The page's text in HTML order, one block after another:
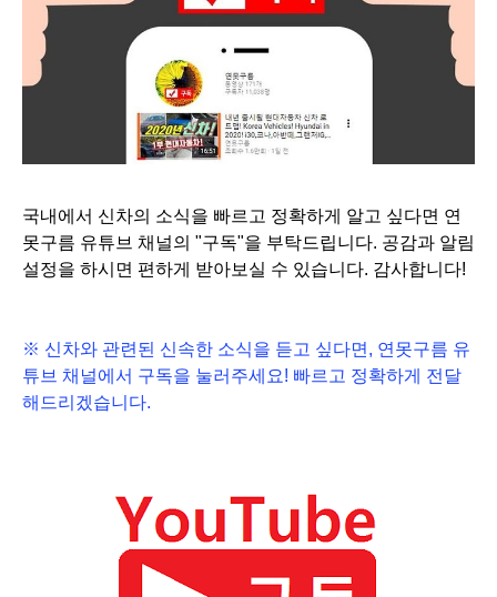
국내에서 신차의 소식을 빠르고 정확하게 알고 싶다면 연
못구름 유튜브 채널의 "구독"을 부탁드립니다. 공감과 알림
설정을 하시면 편하게 받아보실 수 있습니다. 감사합니다!
※ 신차와 관련된 신속한 소식을 듣고 싶다면, 연못구름 유
튜브 채널에서 구독을 눌러주세요! 빠르고 정확하게 전달
해드리겠습니다.